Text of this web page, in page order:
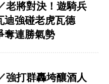
老將對決！遊騎兵
迪強碰老虎瓦德
連勝氣勢
強打群轟垮釀酒人